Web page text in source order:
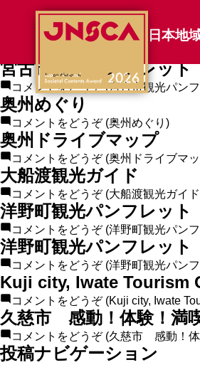
日本地
エリアカテゴリのアーカ
いちのへめぐり経巡り
宮古市観光パンフレッ
コメントをどうぞ(宮古市観光パン
奥州めぐり
コメントをどうぞ(奥州めぐり)
奥州ドライブマップ
コメントをどうぞ(奥州ドライブマ
大船渡観光ガイド
コメントをどうぞ(大船渡観光ガイ
洋野町観光パンフレット
コメントをどうぞ(洋野町観光パン
洋野町観光パンフレット
コメントをどうぞ(洋野町観光パン
Kuji city, Iwate Tourism
コメントをどうぞ(Kuji city, Iwate
久慈市 感動！体験！満
コメントをどうぞ(久慈市 感動！体
投稿ナビゲーション